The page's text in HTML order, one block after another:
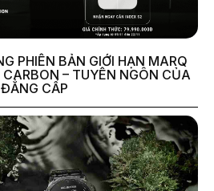
PHIÊN BẢN GIỚI HẠN MARQ
CARBON – TUYÊN NGÔN CỦA
ĐẲNG CẤP